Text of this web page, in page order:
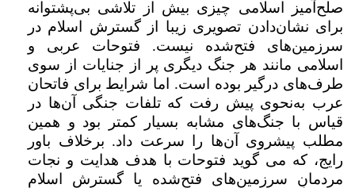
صلح‌آمیز اسلامی چیزی بیش از تلاشی بی‌پشتوانه
برای نشان‌دادن تصویری زیبا از گسترش اسلام در
سرزمین‌های فتح‌شده نیست. فتوحات عربی و
اسلامی مانند هر جنگ دیگری پر از جنایات از سوی
طرف‌های درگیر بوده است. اما شرایط برای فاتحان
عرب به‌نحوی پیش رفت که تلفات جنگی آن‌ها در
قیاس با جنگ‌های مشابه بسیار کمتر بود و همین
مطلب پیشروی آن‌ها را سرعت داد. برخلاف باور
رایج، که می گوید فتوحات با هدف هدایت و نجات
مردمانِ سرزمین‌های فتح‌شده یا گسترش اسلام